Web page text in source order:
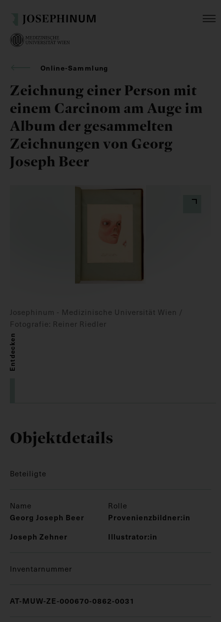
Online-Sammlung
Zeichnung einer Person mit
einem Carcinom am Auge im
Album der gesammelten
Zeichnungen von Georg
Joseph Beer
Josephinum - Medizinische Universität Wien /
Fotografie: Reiner Riedler
Entdecken
Objektdetails
Beteiligte
Name Rolle
Georg Joseph Beer
Provenienzbildner:in
Joseph Zehner
Illustrator:in
Inventarnummer
AT-MUW-ZE-000670-0862-0031